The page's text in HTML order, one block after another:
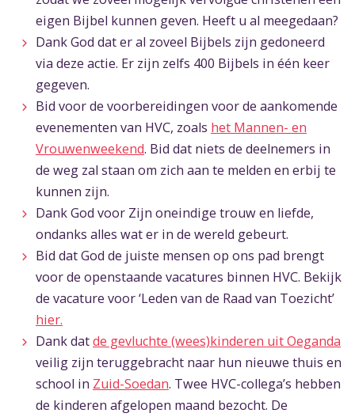
eigen Bijbel kunnen geven. Heeft u al meegedaan?
Dank God dat er al zoveel Bijbels zijn gedoneerd
via deze actie. Er zijn zelfs 400 Bijbels in één keer
gegeven.
Bid voor de voorbereidingen voor de aankomende
evenementen van HVC, zoals het Mannen- en
Vrouwenweekend. Bid dat niets de deelnemers in
de weg zal staan om zich aan te melden en erbij te
kunnen zijn.
Dank God voor Zijn oneindige trouw en liefde,
ondanks alles wat er in de wereld gebeurt.
Bid dat God de juiste mensen op ons pad brengt
voor de openstaande vacatures binnen HVC. Bekijk
de vacature voor ‘Leden van de Raad van Toezicht’
hier.
Dank datde gevluchte (wees)kinderen uit Oeganda
veilig zijn teruggebracht naar hun nieuwe thuis en
school in Zuid-Soedan. Twee HVC-collega’s hebben
de kinderen afgelopen maand bezocht. De